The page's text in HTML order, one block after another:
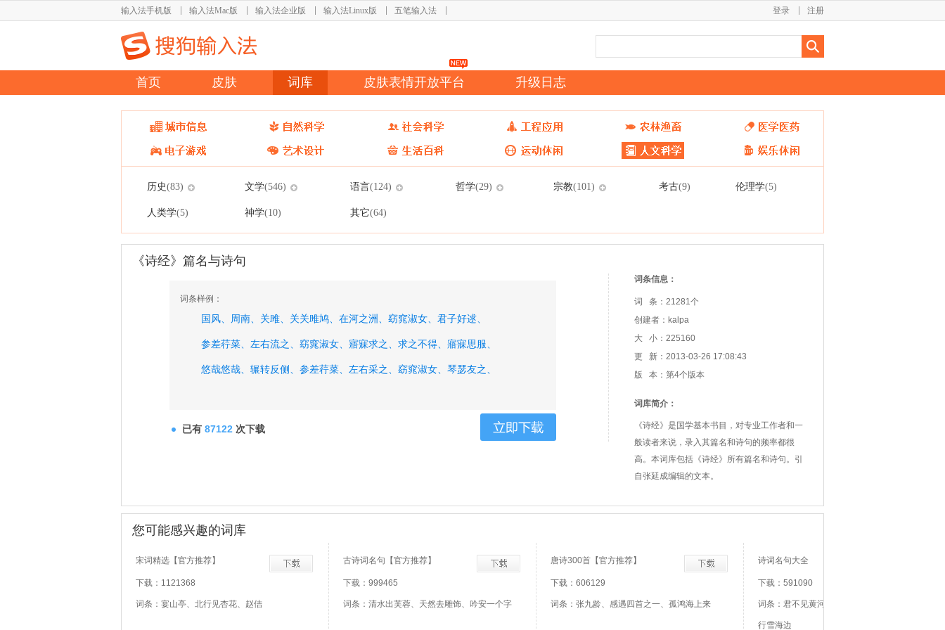
输入法手机版 输入法Mac版 输入法企业版 输入法Linux版 五笔输入法 注册
登录
首页 皮肤 词库 皮肤表情开放平台 升级日志
历史(83) 文学(546) 语言(124) 哲学(29) 宗教(101) 考古(9) 伦理学(5)
人类学(5) 神学(10) 其它(64)
《诗经》篇名与诗句
词条样例：
国风、 周南、 关雎、 关关雎鸠、 在河之洲、 窈窕淑女、 君子好逑、
参差荇菜、 左右流之、 窈窕淑女、 寤寐求之、 求之不得、 寤寐思服、
悠哉悠哉、 辗转反侧、 参差荇菜、 左右采之、 窈窕淑女、 琴瑟友之、
已有 87122 次下载
词条信息：
词 条：21281个
创建者：kalpa
大 小：225160
更 新：2013-03-26 17:08:43
版 本：第4个版本
词库简介：
《诗经》是国学基本书目，对专业工作者和一
般读者来说，录入其篇名和诗句的频率都很
高。本词库包括《诗经》所有篇名和诗句。引
自张延成编辑的文本。
您可能感兴趣的词库
宋词精选【官方推荐】
下载：1121368
词条：宴山亭、北行见杏花、赵佶
古诗词名句【官方推荐】
下载：999465
词条：清水出芙蓉、天然去雕饰、吟安一个字
唐诗300首【官方推荐】
下载：606129
词条：张九龄、感遇四首之一、孤鸿海上来
诗词名句大全
下载：591090
词条：君不见黄河之水天上来、君不见走马川
行雪海边